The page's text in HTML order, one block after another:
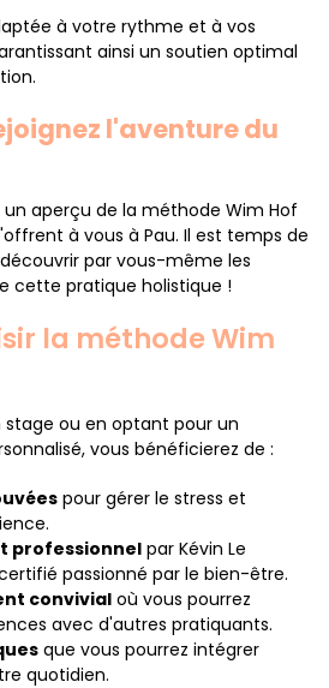
à votre rythme et à vos
ainsi un soutien optimal
l'aventure du
aperçu de la méthode Wim Hof
à vous à Pau. Il est temps de
par vous-même les
cette pratique holistique !
la méthode Wim
stage ou en optant pour un
vous bénéficierez de :
pour gérer le stress et
professionnel par Kévin Le
passionné par le bien-être.
convivial où vous pourrez
avec d'autres pratiquants.
que vous pourrez intégrer
quotidien.